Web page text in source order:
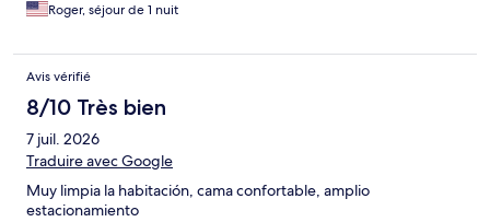
Roger, séjour de 1 nuit
Avis vérifié
8/10 Très bien
7 juil. 2026
Traduire avec Google
Muy limpia la habitación, cama confortable, amplio
estacionamiento